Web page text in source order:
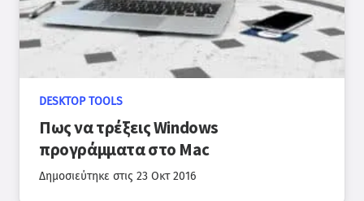
DESKTOP TOOLS
Πως να τρέξεις Windows
προγράμματα στο Mac
Δημοσιεύτηκε στις 23 Οκτ 2016